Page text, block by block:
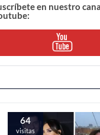
en nuestro
64
visitas